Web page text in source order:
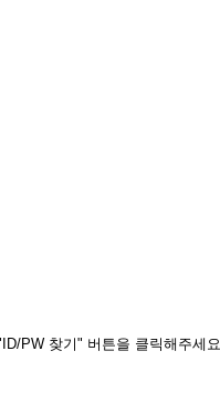
PW 찾기" 버튼을 클릭해주세요.